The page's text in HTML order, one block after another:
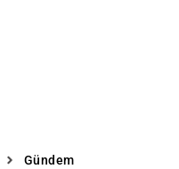
Gündem